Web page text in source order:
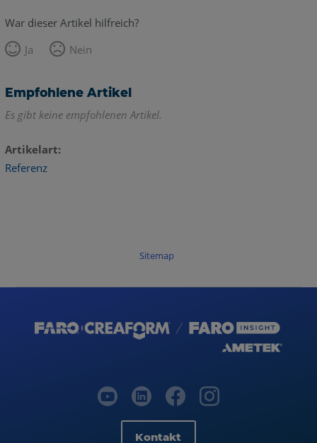
War dieser Artikel hilfreich?
Ja
Nein
Empfohlene Artikel
Es gibt keine empfohlenen Artikel.
Artikelart
Referenz
Sitemap
Kontakt